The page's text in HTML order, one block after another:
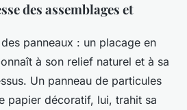
des assemblages et
panneaux : un placage en
à son relief naturel et à sa
Un panneau de particules
papier décoratif, lui, trahit sa